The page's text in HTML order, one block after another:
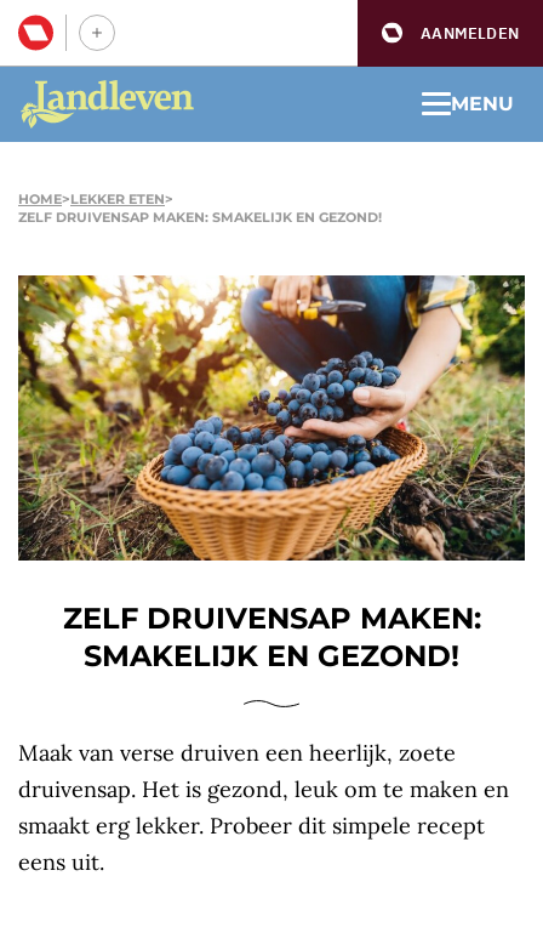
AANMELDEN
MENU
HOME>LEKKER ETEN>
ZELF DRUIVENSAP MAKEN: SMAKELIJK EN GEZOND!
ZELF DRUIVENSAP MAKEN:
SMAKELIJK EN GEZOND!
Maak van verse druiven een heerlijk, zoete
druivensap. Het is gezond, leuk om te maken en
smaakt erg lekker. Probeer dit simpele recept
eens uit.